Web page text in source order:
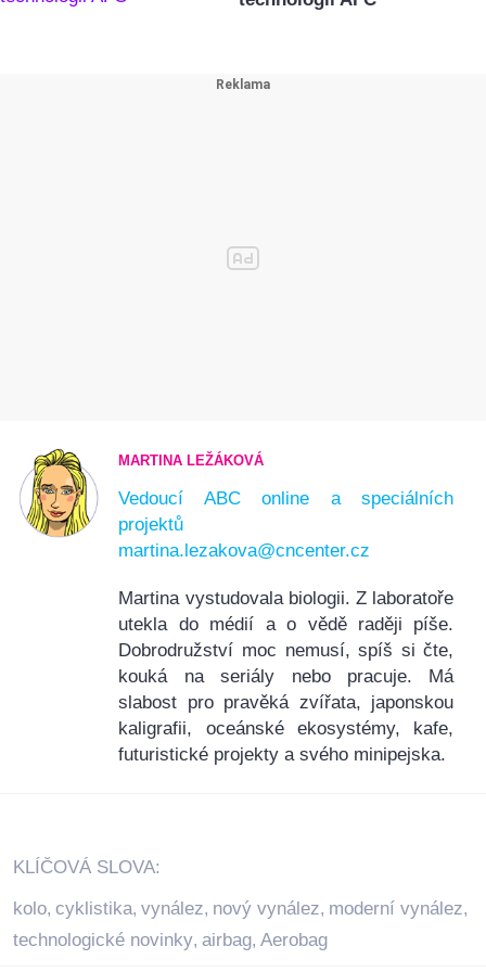
MARTINA LEŽÁKOVÁ
Vedoucí ABC online a speciálních
projektů
martina.lezakova@cncenter.cz
Martina vystudovala biologii. Z laboratoře
utekla do médií a o vědě raději píše.
Dobrodružství moc nemusí, spíš si čte,
kouká na seriály nebo pracuje. Má
slabost pro pravěká zvířata, japonskou
kaligrafii, oceánské ekosystémy, kafe,
futuristické projekty a svého minipejska.
KLÍČOVÁ SLOVA:
kolo, cyklistika, vynález, nový vynález, moderní vynález,
technologické novinky, airbag, Aerobag